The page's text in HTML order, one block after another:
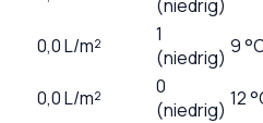
(niedrig)
0,0L/m²
1
(niedrig) 9
0,0L/m²
0
(niedrig) 12